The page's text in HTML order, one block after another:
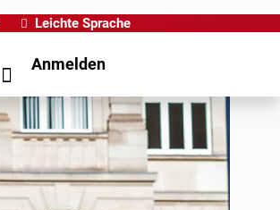
Leichte Sprache
Anmelden